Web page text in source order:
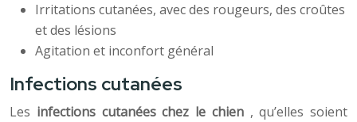
Irritations cutanées, avec des rougeurs, des croûtes
et des lésions
Agitation et inconfort général
Infections cutanées
Les infections cutanées chez le chien , qu’elles soient